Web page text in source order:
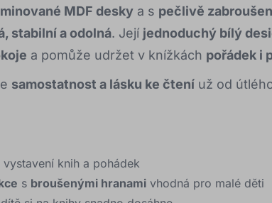
MDF desky a s pečlivě
stabilní a odolná. Její jednoduchý bílý
a pomůže udržet v knížkách pořádek i
samostatnost a lásku ke čtení už od
vystavení knih a pohádek
s broušenými hranami vhodná pro malé děti